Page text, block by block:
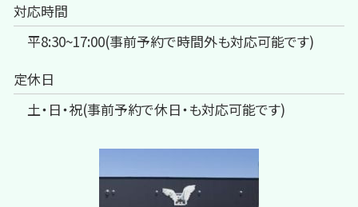
対応時間
平8:30~17:00(事前予約で時間外も対応可能です)
定休日
土・日・祝(事前予約で休日・も対応可能です)